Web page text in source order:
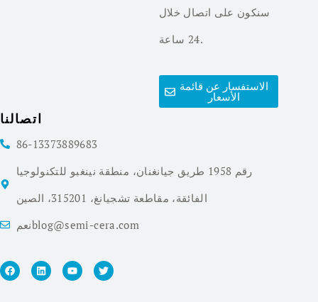
سنكون على اتصال خلال
24 ساعة.
الاستفسار عن قائمة
الأسعار
اتصالنا
86-13373889683
رقم 1958 طريق جيانغنان، منطقة نينغبو للتكنولوجيا
الفائقة، مقاطعة تشجيانغ، 315201، الصين
نعمblog@semi-cera.com